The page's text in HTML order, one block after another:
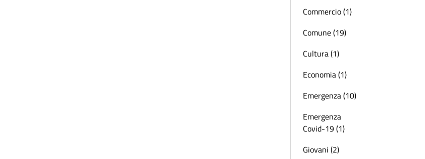
Commercio (1)
Comune (19)
Cultura (1)
Economia (1)
Emergenza (10)
Emergenza
Covid-19 (1)
Giovani (2)